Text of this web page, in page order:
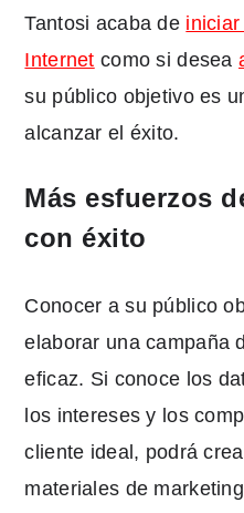
Tantosi acaba de
Internet como si desea
su público objetivo es
alcanzar el éxito.
Más esfuerzos
con éxito
Conocer a su público
elaborar una campaña
eficaz. Si conoce los
los intereses y los
cliente ideal, podrá
materiales de